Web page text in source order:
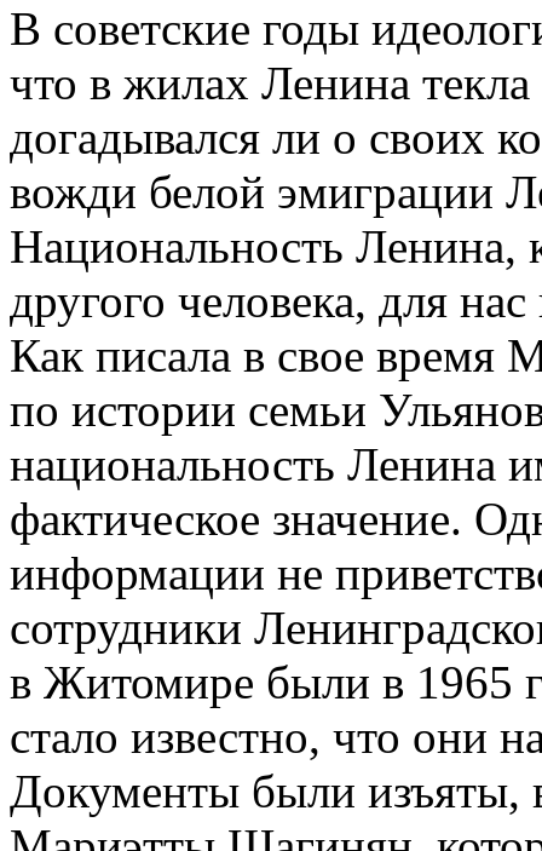
В советские годы
что в жилах Ленина
догадывался ли о своих
вожди белой эмиграции
Национальность Ленина,
другого человека, для
Как писала в свое время
по истории семьи
национальность Ленина
фактическое значение.
информации не
сотрудники
в Житомире были в 1965
стало известно, что они
Документы были изъяты,